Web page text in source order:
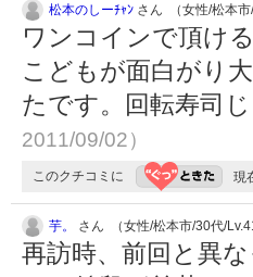
松本のしーﾁｬﾝ さん （女性/松本市/
ワンコインで頂け
こどもが面白がり
たです。回転寿司
2011/09/02）
このクチコミに 現
芋。 さん （女性/松本市/30代/
再訪時、前回と異